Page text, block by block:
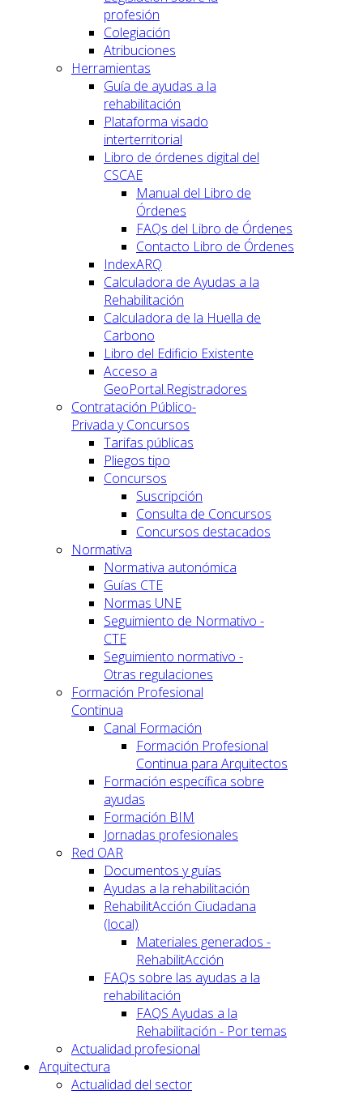
profesión
Colegiación
Atribuciones
Herramientas
Guía de ayudas a la
rehabilitación
Plataforma visado
interterritorial
Libro de órdenes digital del
CSCAE
Manual del Libro de
Órdenes
FAQs del Libro de Órdenes
Contacto Libro de Órdenes
IndexARQ
Calculadora de Ayudas a la
Rehabilitación
Calculadora de la Huella de
Carbono
Libro del Edificio Existente
Acceso a
GeoPortal.Registradores
Contratación Público-
Privada y Concursos
Tarifas públicas
Pliegos tipo
Concursos
Suscripción
Consulta de Concursos
Concursos destacados
Normativa
Normativa autonómica
Guías CTE
Normas UNE
Seguimiento de Normativo -
CTE
Seguimiento normativo -
Otras regulaciones
Formación Profesional
Continua
Canal Formación
Formación Profesional
Continua para Arquitectos
Formación específica sobre
ayudas
Formación BIM
Jornadas profesionales
Red OAR
Documentos y guías
Ayudas a la rehabilitación
RehabilitAcción Ciudadana
(local)
Materiales generados -
RehabilitAcción
FAQs sobre las ayudas a la
rehabilitación
FAQS Ayudas a la
Rehabilitación - Por temas
Actualidad profesional
Arquitectura
Actualidad del sector